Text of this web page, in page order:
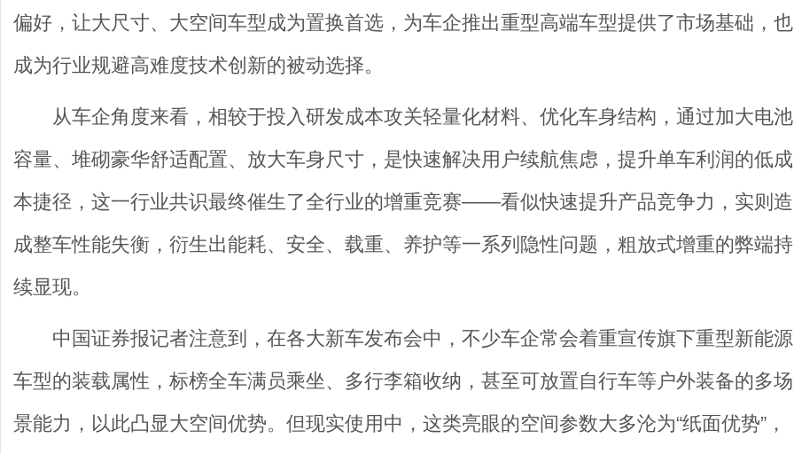
偏好，让大尺寸、大空间车型成为置换首选，为车企推出重型高端车型提供了市场基础，也
成为行业规避高难度技术创新的被动选择。
从车企角度来看，相较于投入研发成本攻关轻量化材料、优化车身结构，通过加大电池
容量、堆砌豪华舒适配置、放大车身尺寸，是快速解决用户续航焦虑，提升单车利润的低成
本捷径，这一行业共识最终催生了全行业的增重竞赛——看似快速提升产品竞争力，实则造
成整车性能失衡，衍生出能耗、安全、载重、养护等一系列隐性问题，粗放式增重的弊端持
续显现。
中国证券报记者注意到，在各大新车发布会中，不少车企常会着重宣传旗下重型新能源
车型的装载属性，标榜全车满员乘坐、多行李箱收纳，甚至可放置自行车等户外装备的多场
景能力，以此凸显大空间优势。但现实使用中，这类亮眼的空间参数大多沦为“纸面优势”，